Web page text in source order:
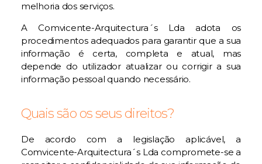
melhoria dos serviços.
A Comvicente-Arquitectura´s Lda adota os
procedimentos adequados para garantir que a sua
informação é certa, completa e atual, mas
depende do utilizador atualizar ou corrigir a sua
informação pessoal quando necessário.
Quais são os seus direitos?
De acordo com a legislação aplicável, a
Comvicente-Arquitectura´s Lda compromete-se a